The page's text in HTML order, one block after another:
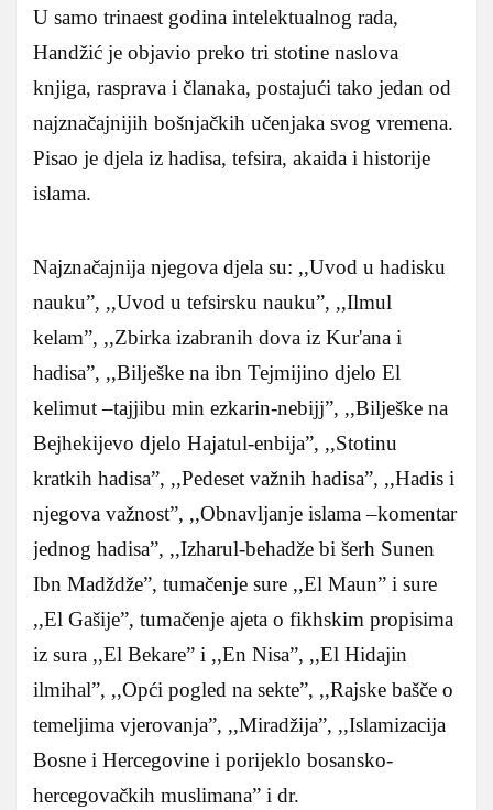
U samo trinaest godina intelektualnog rada,
Handžić je objavio preko tri stotine naslova
knjiga, rasprava i članaka, postajući tako jedan od
najznačajnijih bošnjačkih učenjaka svog vremena.
Pisao je djela iz hadisa, tefsira, akaida i historije
islama.
Najznačajnija njegova djela su: ,,Uvod u hadisku
nauku”, ,,Uvod u tefsirsku nauku”, ,,Ilmul
kelam”, ,,Zbirka izabranih dova iz Kur'ana i
hadisa”, ,,Bilješke na ibn Tejmijino djelo El
kelimut –tajjibu min ezkarin-nebijj”, ,,Bilješke na
Bejhekijevo djelo Hajatul-enbija”, ,,Stotinu
kratkih hadisa”, ,,Pedeset važnih hadisa”, ,,Hadis i
njegova važnost”, ,,Obnavljanje islama –komentar
jednog hadisa”, ,,Izharul-behadže bi šerh Sunen
Ibn Madždže”, tumačenje sure ,,El Maun” i sure
,,El Gašije”, tumačenje ajeta o fikhskim propisima
iz sura ,,El Bekare” i ,,En Nisa”, ,,El Hidajin
ilmihal”, ,,Opći pogled na sekte”, ,,Rajske bašče o
temeljima vjerovanja”, ,,Miradžija”, ,,Islamizacija
Bosne i Hercegovine i porijeklo bosansko-
hercegovačkih muslimana” i dr.